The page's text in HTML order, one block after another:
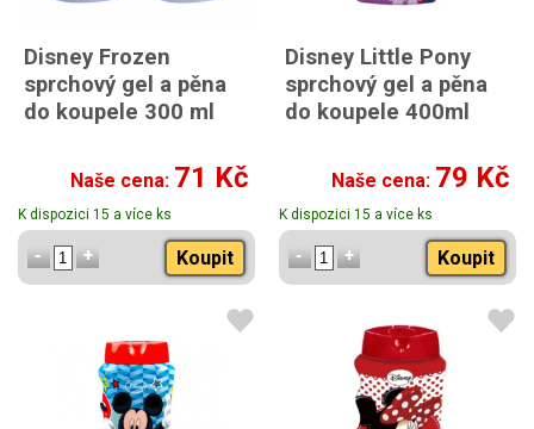
Disney Frozen
sprchový gel a pěna
do koupele 300 ml
Naše cena: 71 Kč
K dispozici 15 a více ks
Koupit
Disney Little Pony
sprchový gel a pěna
do koupele 400ml
Naše cena: 79 Kč
K dispozici 15 a více ks
Koupit